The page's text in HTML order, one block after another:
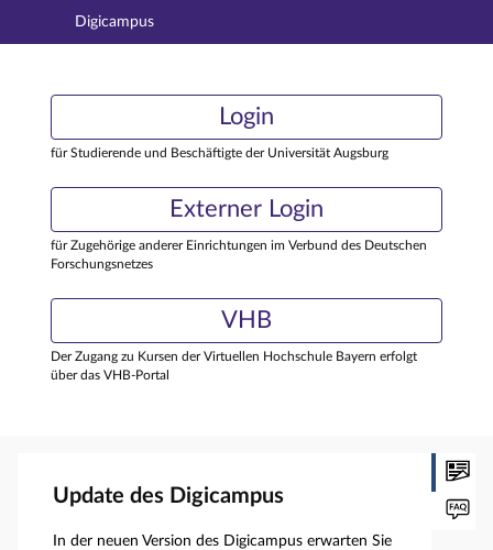
Hauptnavigation
Externer Login
Digicampus
Login
für Studierende und Beschäftigte der Universität Augsburg
Externer Login
für Zugehörige anderer Einrichtungen im Verbund des Deutschen
Forschungsnetzes
VHB
Der Zugang zu Kursen der Virtuellen Hochschule Bayern erfolgt
über das VHB-Portal
Update des Digicampus
In der neuen Version des Digicampus erwarten Sie